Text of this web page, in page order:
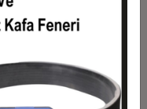
Toplam Tutar
7.000,00 TL